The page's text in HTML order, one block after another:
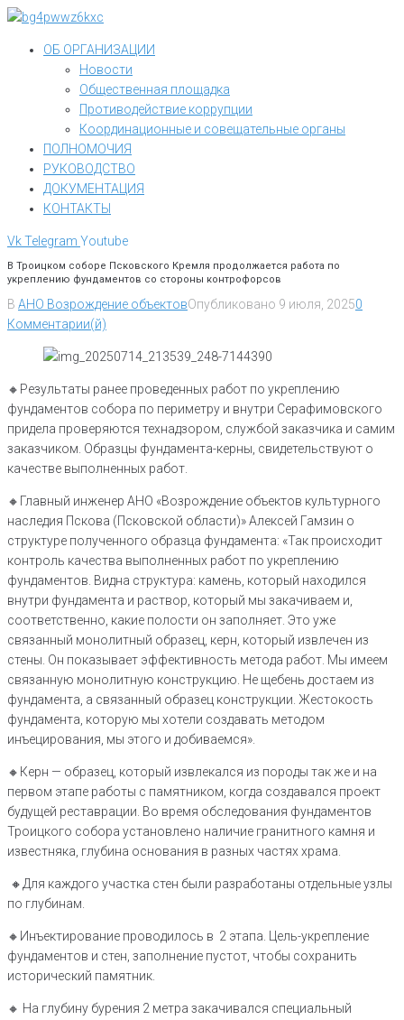
Перейти
контентуОБ ОРГАНИЗАЦИИ
Новости
Общественная площадка
Противодействие коррупции
Координационные и совещательные органы
ПОЛНОМОЧИЯ
РУКОВОДСТВО
ДОКУМЕНТАЦИЯ
КОНТАКТЫ
VkTelegram Youtube
В Троицком соборе Псковского Кремля продолжается работа по
укреплению фундаментов со стороны контрофорсов
В АНО Возрождение объектовОпубликовано 9 июля, 20250
Комментарии(й)
🔸Результаты ранее проведенных работ по укреплению
фундаментов собора по периметру и внутри Серафимовского
придела проверяются технадзором, службой заказчика и самим
заказчиком. Образцы фундамента-керны, свидетельствуют о
качестве выполненных работ.
🔸Главный инженер АНО «Возрождение объектов культурного
наследия Пскова (Псковской области)» Алексей Гамзин о
структуре полученного образца фундамента: «Так происходит
контроль качества выполненных работ по укреплению
фундаментов. Видна структура: камень, который находился
внутри фундамента и раствор, который мы закачиваем и,
соответственно, какие полости он заполняет. Это уже
связанный монолитный образец, керн, который извлечен из
стены. Он показывает эффективность метода работ. Мы имеем
связанную монолитную конструкцию. Не щебень достаем из
фундамента, а связанный образец конструкции. Жестокость
фундамента, которую мы хотели создавать методом
инъецирования, мы этого и добиваемся».
🔸️Керн — образец, который извлекался из породы так же и на
первом этапе работы с памятником, когда создавался проект
будущей реставрации. Во время обследования фундаментов
Троицкого собора установлено наличие гранитного камня и
известняка, глубина основания в разных частях храма.
🔸️Для каждого участка стен были разработаны отдельные узлы
по глубинам.
🔸️Инъектирование проводилось в 2 этапа. Цель-укрепление
фундаментов и стен, заполнение пустот, чтобы сохранить
исторический памятник.
🔸️ На глубину бурения 2 метра закачивался специальный